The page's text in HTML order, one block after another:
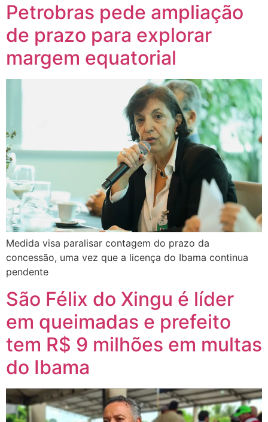
Petrobras pede ampliação
de prazo para explorar
margem equatorial
Medida visa paralisar contagem do prazo da
concessão, uma vez que a licença do Ibama continua
pendente
São Félix do Xingu é líder
em queimadas e prefeito
tem R$ 9 milhões em multas
do Ibama